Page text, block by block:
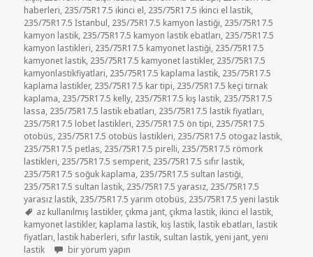
haberleri, 235/75R17.5 ikinci el, 235/75R17.5 ikinci el lastik,
235/75R17.5 İstanbul, 235/75R17.5 kamyon lastiği, 235/75R17.5
kamyon lastik, 235/75R17.5 kamyon lastik ebatları, 235/75R17.5
kamyon lastikleri, 235/75R17.5 kamyonet lastiği, 235/75R17.5
kamyonet lastik, 235/75R17.5 kamyonet lastikler, 235/75R17.5
kamyonlastikfiyatlari, 235/75R17.5 kaplama lastik, 235/75R17.5
kaplama lastikler, 235/75R17.5 kar tipi, 235/75R17.5 keçi tırnak
kaplama, 235/75R17.5 kelly, 235/75R17.5 kış lastik, 235/75R17.5
lassa, 235/75R17.5 lastik ebatları, 235/75R17.5 lastik fiyatları,
235/75R17.5 lobet lastikleri, 235/75R17.5 ön tipi, 235/75R17.5
otobüs, 235/75R17.5 otobüs lastikleri, 235/75R17.5 otogaz lastik,
235/75R17.5 petlas, 235/75R17.5 pirelli, 235/75R17.5 römork
lastikleri, 235/75R17.5 semperit, 235/75R17.5 sıfır lastik,
235/75R17.5 soğuk kaplama, 235/75R17.5 sultan lastiği,
235/75R17.5 sultan lastik, 235/75R17.5 yarasız, 235/75R17.5
yarasız lastik, 235/75R17.5 yarım otobüs, 235/75R17.5 yeni lastik
Etiketler
az kullanılmış lastikler, çıkma jant, çıkma lastik, ikinci el lastik,
kamyonet lastikler, kaplama lastik, kış lastik, lastik ebatları, lastik
fiyatları, lastik haberleri, sıfır lastik, sultan lastik,yeni jant,yeni
lastik
235 75 R17.5 LOBET RÖMORK KAMYONET LASTİKLER için
bir yorum yapın